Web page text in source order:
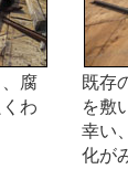
腐
わ
既存
を敷
幸い
化が